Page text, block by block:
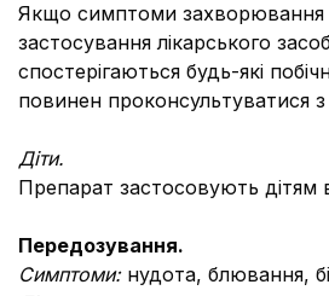
Якщо симптоми захворювання
застосування лікарського
спостерігаються будь-які
повинен проконсультуватися з
Діти.
Препарат застосовують дітям
Передозування.
Симптоми: нудота, блювання,